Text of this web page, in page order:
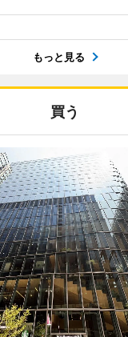
もっと見る
買う